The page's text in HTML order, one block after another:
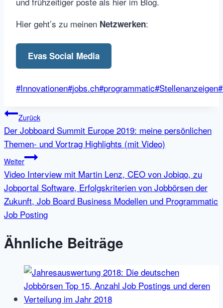
Hier geht’s zu meinen Netzwerken:
Evas Social Media
Schlagworte:
#Innovationen#jobs.ch#programmatic#Stellenanzeigen#
Beitragsnavigation
Zurück
Der Jobboard Summit Europe 2019: meine persönlichen
Themen- und Vortrag Highlights (mit Video)
Weiter
Video Interview mit Martin Lenz, CEO von Jobiqo, zu
Jobportal Software, Erfolgskriterien von Jobbörsen der
Zukunft, Job Board Business Modellen und Programmatic
Job Posting
Ähnliche Beiträge